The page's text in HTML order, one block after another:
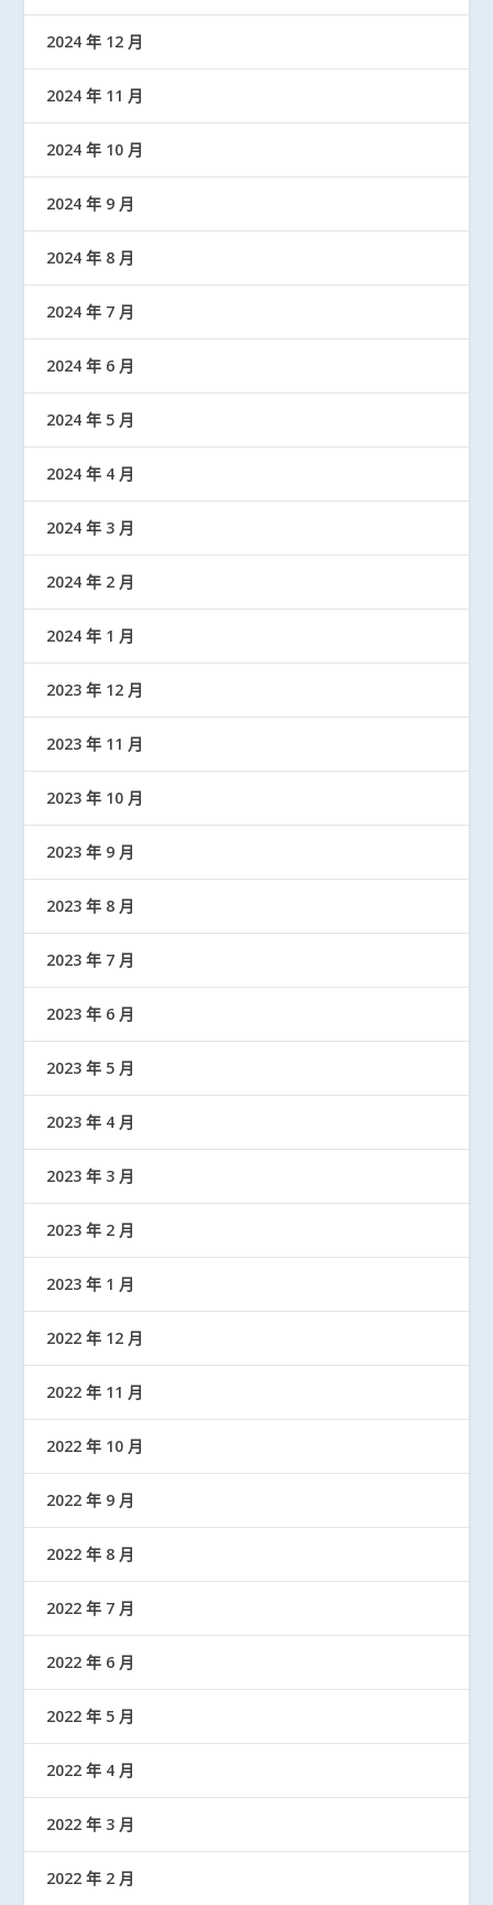
2024 年 12 月
2024 年 11 月
2024 年 10 月
2024 年 9 月
2024 年 8 月
2024 年 7 月
2024 年 6 月
2024 年 5 月
2024 年 4 月
2024 年 3 月
2024 年 2 月
2024 年 1 月
2023 年 12 月
2023 年 11 月
2023 年 10 月
2023 年 9 月
2023 年 8 月
2023 年 7 月
2023 年 6 月
2023 年 5 月
2023 年 4 月
2023 年 3 月
2023 年 2 月
2023 年 1 月
2022 年 12 月
2022 年 11 月
2022 年 10 月
2022 年 9 月
2022 年 8 月
2022 年 7 月
2022 年 6 月
2022 年 5 月
2022 年 4 月
2022 年 3 月
2022 年 2 月